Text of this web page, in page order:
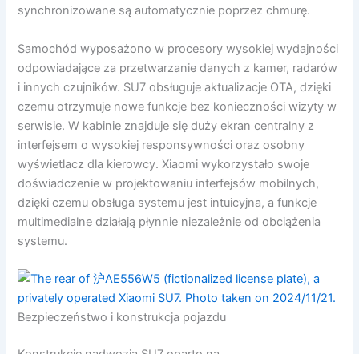
synchronizowane są automatycznie poprzez chmurę.
Samochód wyposażono w procesory wysokiej wydajności
odpowiadające za przetwarzanie danych z kamer, radarów
i innych czujników. SU7 obsługuje aktualizacje OTA, dzięki
czemu otrzymuje nowe funkcje bez konieczności wizyty w
serwisie. W kabinie znajduje się duży ekran centralny z
interfejsem o wysokiej responsywności oraz osobny
wyświetlacz dla kierowcy. Xiaomi wykorzystało swoje
doświadczenie w projektowaniu interfejsów mobilnych,
dzięki czemu obsługa systemu jest intuicyjna, a funkcje
multimedialne działają płynnie niezależnie od obciążenia
systemu.
Bezpieczeństwo i konstrukcja pojazdu